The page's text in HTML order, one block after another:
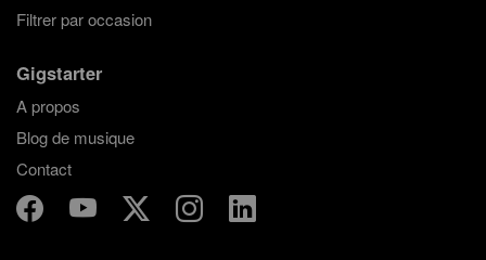
Filtrer par occasion
Gigstarter
A propos
Blog de musique
Contact